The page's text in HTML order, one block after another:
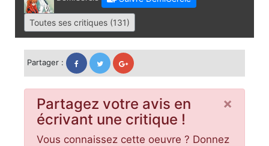
Toutes ses critiques (131)
Partager :
×
Partagez votre avis en
écrivant une critique !
Vous connaissez cette oeuvre ? Donnez